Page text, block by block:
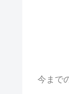
今まで